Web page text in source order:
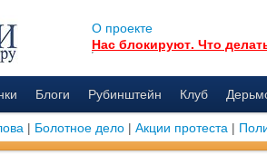
О проекте
Нас блокируют. Что
Блоги Рубинштейн Клуб
| Болотное дело | Акции протеста |